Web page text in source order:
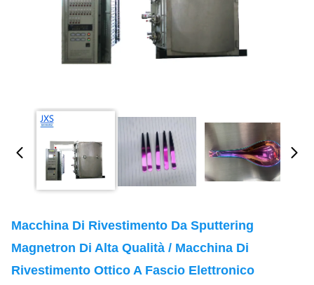
Macchina Di Rivestimento Da Sputtering
Magnetron Di Alta Qualità / Macchina Di
Rivestimento Ottico A Fascio Elettronico